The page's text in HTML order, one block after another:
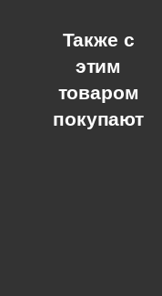
Также с
этим
товаром
покупают